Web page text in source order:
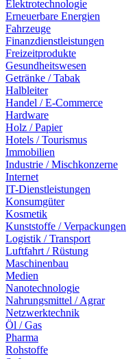
Elektrotechnologie
Erneuerbare Energien
Fahrzeuge
Finanzdienstleistungen
Freizeitprodukte
Gesundheitswesen
Getränke / Tabak
Halbleiter
Handel / E-Commerce
Hardware
Holz / Papier
Hotels / Tourismus
Immobilien
Industrie / Mischkonzerne
Internet
IT-Dienstleistungen
Konsumgüter
Kosmetik
Kunststoffe / Verpackungen
Logistik / Transport
Luftfahrt / Rüstung
Maschinenbau
Medien
Nanotechnologie
Nahrungsmittel / Agrar
Netzwerktechnik
Öl / Gas
Pharma
Rohstoffe